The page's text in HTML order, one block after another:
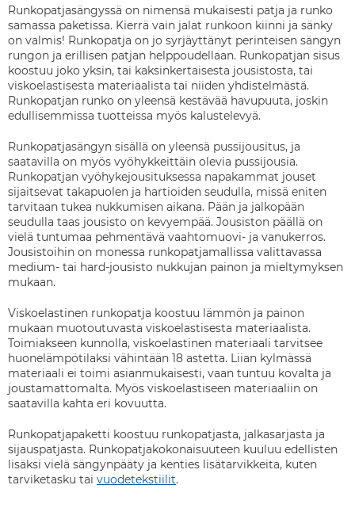
Runkopatjasängyssä on nimensä mukaisesti patja ja runko
samassa paketissa. Kierrä vain jalat runkoon kiinni ja sänky
on valmis! Runkopatja on jo syrjäyttänyt perinteisen sängyn
rungon ja erillisen patjan helppoudellaan. Runkopatjan sisus
koostuu joko yksin, tai kaksinkertaisesta jousistosta, tai
viskoelastisesta materiaalista tai niiden yhdistelmästä.
Runkopatjan runko on yleensä kestävää havupuuta, joskin
edullisemmissa tuotteissa myös kalustelevyä.
Runkopatjasängyn sisällä on yleensä pussijousitus, ja
saatavilla on myös vyöhykkeittäin olevia pussijousia.
Runkopatjan vyöhykejousituksessa napakammat jouset
sijaitsevat takapuolen ja hartioiden seudulla, missä eniten
tarvitaan tukea nukkumisen aikana. Pään ja jalkopään
seudulla taas jousisto on kevyempää. Jousiston päällä on
vielä tuntumaa pehmentävä vaahtomuovi- ja vanukerros.
Jousistoihin on monessa runkopatjamallissa valittavassa
medium- tai hard-jousisto nukkujan painon ja mieltymyksen
mukaan.
Viskoelastinen runkopatja koostuu lämmön ja painon
mukaan muotoutuvasta viskoelastisesta materiaalista.
Toimiakseen kunnolla, viskoelastinen materiaali tarvitsee
huonelämpötilaksi vähintään 18 astetta. Liian kylmässä
materiaali ei toimi asianmukaisesti, vaan tuntuu kovalta ja
joustamattomalta. Myös viskoelastiseen materiaaliin on
saatavilla kahta eri kovuutta.
Runkopatjapaketti koostuu runkopatjasta, jalkasarjasta ja
sijauspatjasta. Runkopatjakokonaisuuteen kuuluu edellisten
lisäksi vielä sängynpääty ja kenties lisätarvikkeita, kuten
tarviketasku tai vuodetekstiilit.